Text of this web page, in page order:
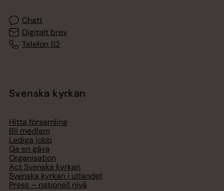
Chatt
Digitalt brev
Telefon 112
Svenska kyrkan
Hitta församling
Bli medlem
Lediga jobb
Ge en gåva
Organisation
Act Svenska kyrkan
Svenska kyrkan i utlandet
Press – nationell nivå